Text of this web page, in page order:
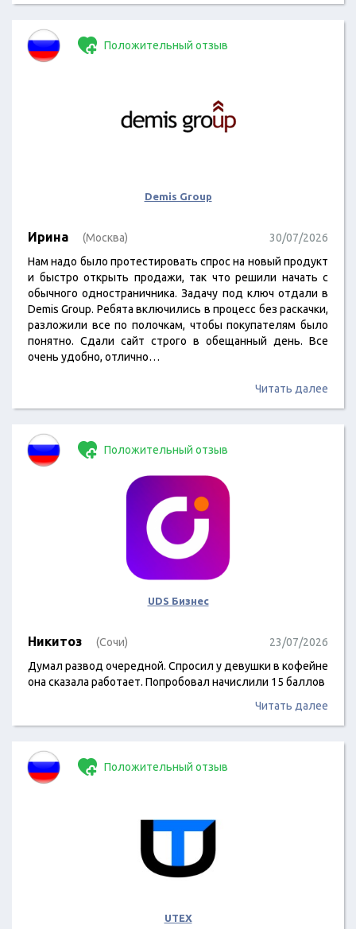
Положительный отзыв
Demis Group
Ирина (Москва)
30/07/2026
Нам надо было протестировать спрос на новый продукт
и быстро открыть продажи, так что решили начать с
обычного одностраничника. Задачу под ключ отдали в
Demis Group. Ребята включились в процесс без раскачки,
разложили все по полочкам, чтобы покупателям было
понятно. Сдали сайт строго в обещанный день. Все
очень удобно, отлично…
Читать далее
Положительный отзыв
UDS Бизнес
Никитоз (Сочи)
23/07/2026
Думал развод очередной. Спросил у девушки в кофейне
она сказала работает. Попробовал начислили 15 баллов
Читать далее
Положительный отзыв
UTEX